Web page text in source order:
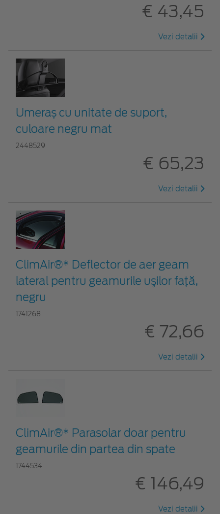
€ 43,45
Vezi detalii
Umeraș cu unitate de suport,
culoare negru mat
2448529
€ 65,23
Vezi detalii
ClimAir®* Deflector de aer geam
lateral pentru geamurile uşilor faţă,
negru
1741268
€ 72,66
Vezi detalii
ClimAir®* Parasolar doar pentru
geamurile din partea din spate
1744534
€ 146,49
Vezi detalii